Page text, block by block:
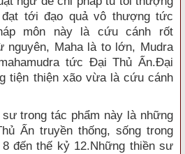
tới đạo quả vô thượng tức
môn này là cứu cánh rốt
nguyên, Maha là to lớn, Mudra
tức Ðại Thủ Ấn.Ðại
tiện thiện xão vừa là cứu cánh
trong tác phẩm này là những
Ấn truyền thống, sống trong
đến thế kỷ 12.Những thiền sư